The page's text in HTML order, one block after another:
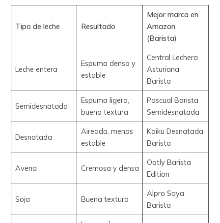
Tipo de leche Resultado
Mejor marca en
Amazon
(Barista)
Leche entera
Espuma densa y
estable
Central Lechera
Asturiana
Barista
Semidesnatada
Espuma ligera,
buena textura
Pascual Barista
Semidesnatada
Desnatada
Aireada, menos
estable
Kaiku Desnatada
Barista
Avena Cremosa y densa
Oatly Barista
Edition
Soja Buena textura
Alpro Soya
Barista